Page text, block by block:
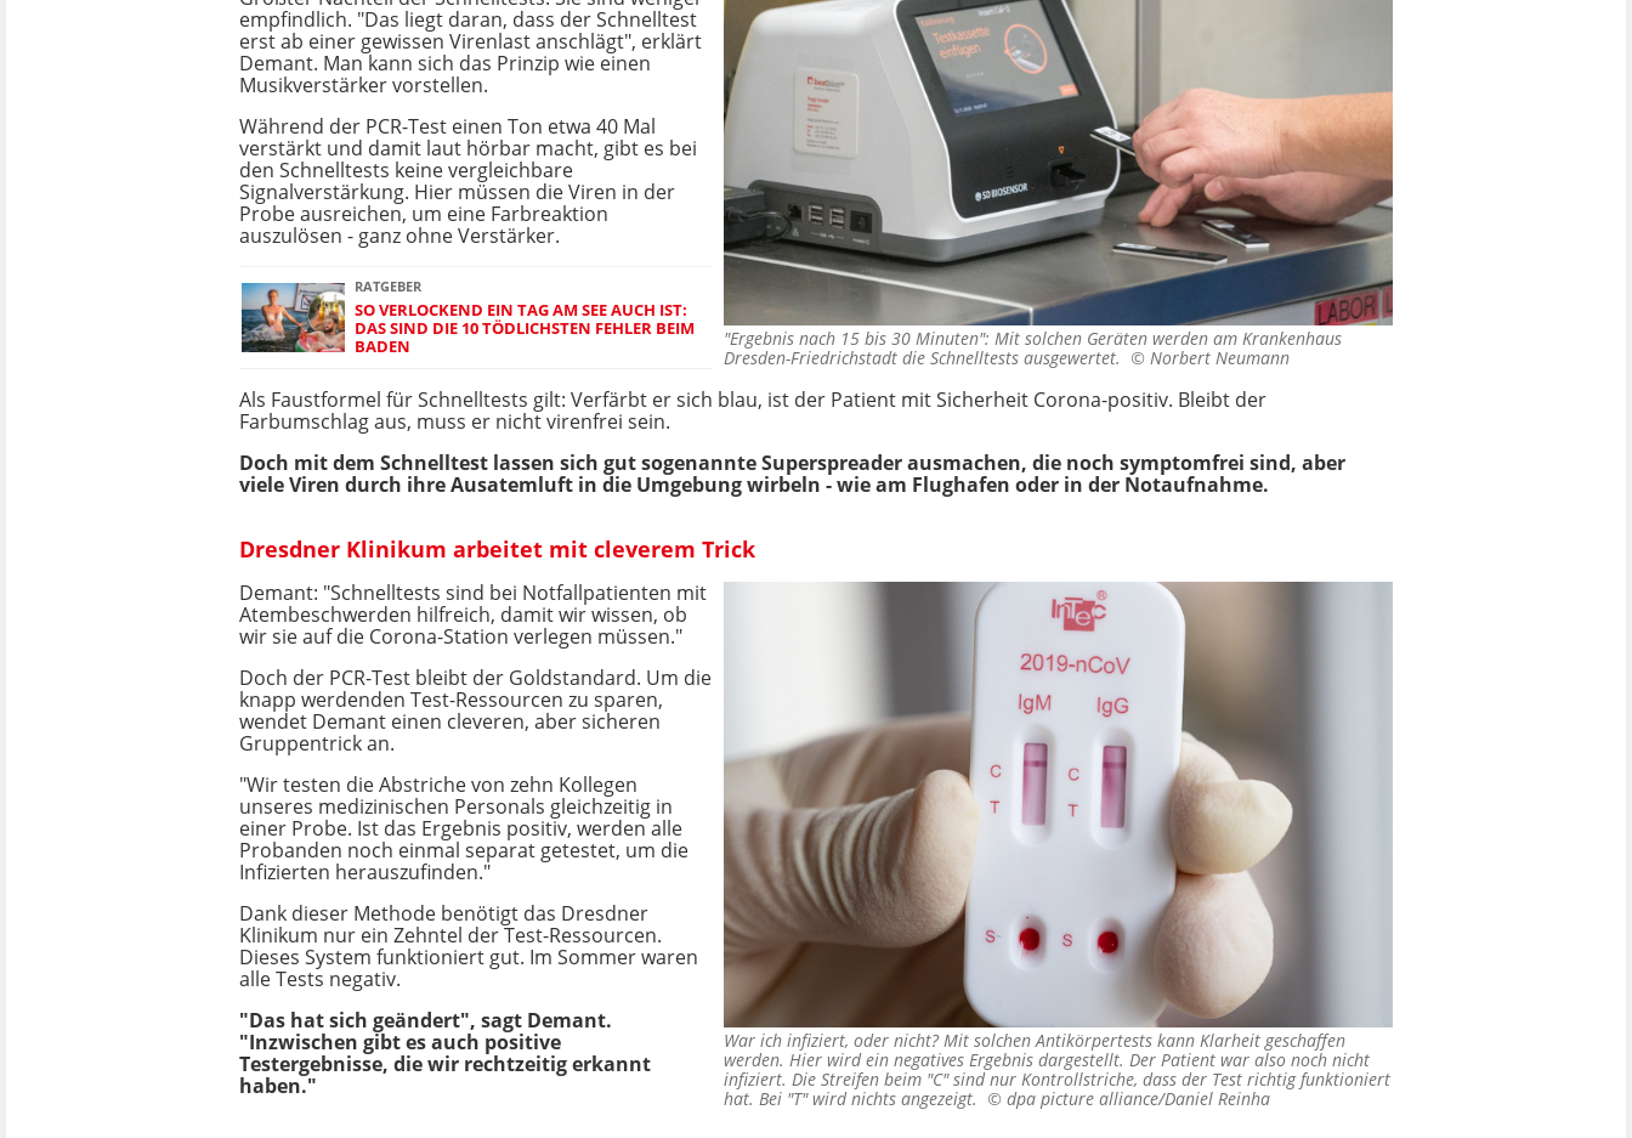
"Ergebnis nach 15 bis 30 Minuten": Mit solchen Geräten werden am Krankenhaus
Dresden-Friedrichstadt die Schnelltests ausgewertet. © Norbert Neumann
empfindlich. "Das liegt daran, dass der Schnelltest
erst ab einer gewissen Virenlast anschlägt", erklärt
Demant. Man kann sich das Prinzip wie einen
Musikverstärker vorstellen.
Während der PCR-Test einen Ton etwa 40 Mal
verstärkt und damit laut hörbar macht, gibt es bei
den Schnelltests keine vergleichbare
Signalverstärkung. Hier müssen die Viren in der
Probe ausreichen, um eine Farbreaktion
auszulösen - ganz ohne Verstärker.
RATGEBER
SO VERLOCKEND EIN TAG AM SEE AUCH IST:
DAS SIND DIE 10 TÖDLICHSTEN FEHLER BEIM
BADEN
Als Faustformel für Schnelltests gilt: Verfärbt er sich blau, ist der Patient mit Sicherheit Corona-positiv. Bleibt der
Farbumschlag aus, muss er nicht virenfrei sein.
Doch mit dem Schnelltest lassen sich gut sogenannte Superspreader ausmachen, die noch symptomfrei sind, aber
viele Viren durch ihre Ausatemluft in die Umgebung wirbeln - wie am Flughafen oder in der Notaufnahme.
Dresdner Klinikum arbeitet mit cleverem Trick
War ich infiziert, oder nicht? Mit solchen Antikörpertests kann Klarheit geschaffen
werden. Hier wird ein negatives Ergebnis dargestellt. Der Patient war also noch nicht
infiziert. Die Streifen beim "C" sind nur Kontrollstriche, dass der Test richtig funktioniert
hat. Bei "T" wird nichts angezeigt. © dpa picture alliance/Daniel Reinha
Demant: "Schnelltests sind bei Notfallpatienten mit
Atembeschwerden hilfreich, damit wir wissen, ob
wir sie auf die Corona-Station verlegen müssen."
Doch der PCR-Test bleibt der Goldstandard. Um die
knapp werdenden Test-Ressourcen zu sparen,
wendet Demant einen cleveren, aber sicheren
Gruppentrick an.
"Wir testen die Abstriche von zehn Kollegen
unseres medizinischen Personals gleichzeitig in
einer Probe. Ist das Ergebnis positiv, werden alle
Probanden noch einmal separat getestet, um die
Infizierten herauszufinden."
Dank dieser Methode benötigt das Dresdner
Klinikum nur ein Zehntel der Test-Ressourcen.
Dieses System funktioniert gut. Im Sommer waren
alle Tests negativ.
"Das hat sich geändert", sagt Demant.
"Inzwischen gibt es auch positive
Testergebnisse, die wir rechtzeitig erkannt
haben."